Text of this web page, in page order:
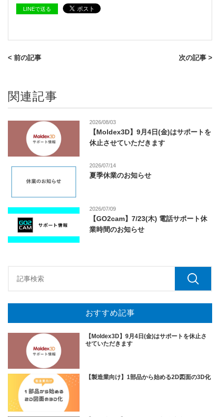
LINEで送る
< 前の記事 次の記事 >
関連記事
2026/08/03
【Moldex3D】9月4日(金)はサポートを
休止させていただきます
2026/07/14
夏季休業のお知らせ
2026/07/09
【GO2cam】7/23(木) 電話サポート休
業時間のお知らせ
おすすめ記事
【Moldex3D】9月4日(金)はサポートを休止さ
せていただきます
【製造業向け】1部品から始める2D図面の3D化